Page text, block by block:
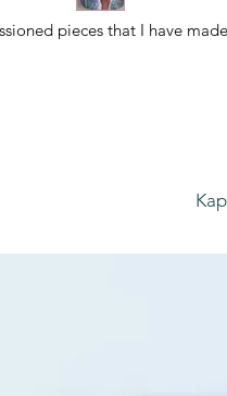
pieces that I have